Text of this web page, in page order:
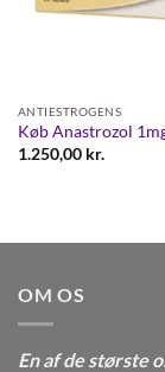
ANTIESTROGENS
Køb Anastrozol
1.250,00 kr.
OM OS
En af de største